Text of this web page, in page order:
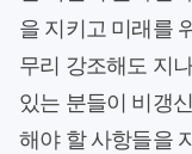
을 지키고 미래를
무리 강조해도 지
있는 분들이 비갱
해야 할 사항들을